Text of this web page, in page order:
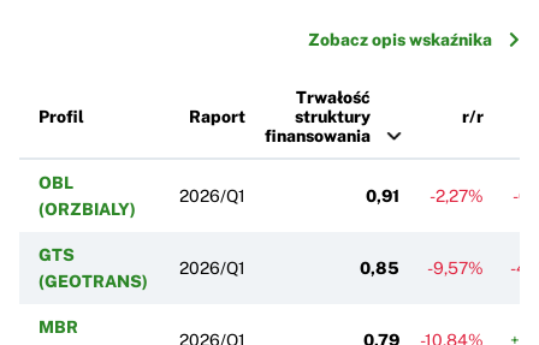
Zobacz opis wskaźnika
Profil Raport
Trwałość
struktury
finansowania
r/r
OBL
(ORZBIALY)
2026/Q1 0,91 -2,27% -
GTS
(GEOTRANS)
2026/Q1 0,85 -9,57% -
MBR
2026/Q1 0,79 -10,84%